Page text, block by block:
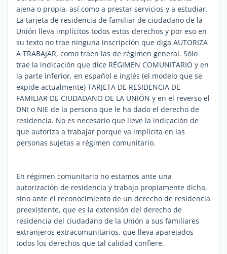
ajena o propia, así como a prestar servicios y a estudiar.
La tarjeta de residencia de familiar de ciudadano de la
Unión lleva implícitos todos estos derechos y por eso en
su texto no trae ninguna inscripción que diga AUTORIZA
A TRABAJAR, como traen las de régimen general. Sólo
trae la indicación que dice RÉGIMEN COMUNITARIO y en
la parte inferior, en español e inglés (el modelo que se
expide actualmente) TARJETA DE RESIDENCIA DE
FAMILIAR DE CIUDADANO DE LA UNIÓN y en el reverso el
DNI o NIE de la persona que le ha dado el derecho de
residencia. No es necesario que lleve la indicación de
que autoriza a trabajar porque va implícita en las
personas sujetas a régimen comunitario.
En régimen comunitario no estamos ante una
autorización de residencia y trabajo propiamente dicha,
sino ante el reconocimiento de un derecho de residencia
preexistente, que es la extensión del derecho de
residencia del ciudadano de la Unión a sus familiares
extranjeros extracomunitarios, que lleva aparejados
todos los derechos que tal calidad confiere.